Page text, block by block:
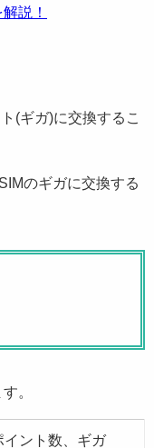
説！
(ギガ)に交換するこ
のギガに交換する
。
イント数、ギガ